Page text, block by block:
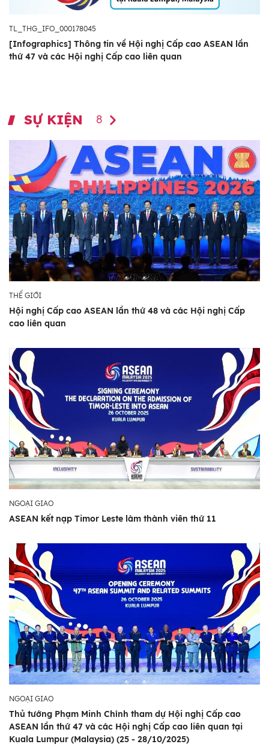
TL_THG_IFO_000178045
[Infographics] Thông tin về Hội nghị Cấp cao ASEAN lần
thứ 47 và các Hội nghị Cấp cao liên quan
SỰ KIỆN 8
THẾ GIỚI
Hội nghị Cấp cao ASEAN lần thứ 48 và các Hội nghị Cấp
cao liên quan
NGOẠI GIAO
ASEAN kết nạp Timor Leste làm thành viên thứ 11
NGOẠI GIAO
Thủ tướng Phạm Minh Chính tham dự Hội nghị Cấp cao
ASEAN lần thứ 47 và các Hội nghị Cấp cao liên quan tại
Kuala Lumpur (Malaysia) (25 - 28/10/2025)